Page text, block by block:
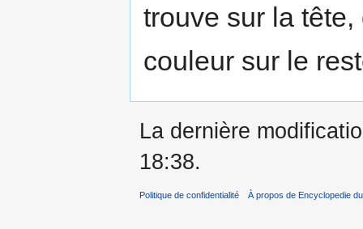
trouve sur la
couleur sur le
La dernière
18:38.
Politique de confidentialité À propos de Encyclopedie